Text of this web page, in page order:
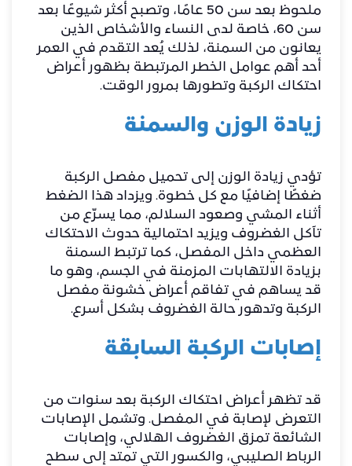
ملحوظ بعد سن 50 عامًا، وتصبح أكثر شيوعًا بعد
سن 60، خاصة لدى النساء والأشخاص الذين
يعانون من السمنة، لذلك يُعد التقدم في العمر
أحد أهم عوامل الخطر المرتبطة بظهور أعراض
احتكاك الركبة وتطورها بمرور الوقت.
زيادة الوزن والسمنة
تؤدي زيادة الوزن إلى تحميل مفصل الركبة
ضغطًا إضافيًا مع كل خطوة. ويزداد هذا الضغط
أثناء المشي وصعود السلالم، مما يسرّع من
تآكل الغضروف ويزيد احتمالية حدوث الاحتكاك
العظمي داخل المفصل، كما ترتبط السمنة
بزيادة الالتهابات المزمنة في الجسم، وهو ما
قد يساهم في تفاقم أعراض خشونة مفصل
الركبة وتدهور حالة الغضروف بشكل أسرع.
إصابات الركبة السابقة
قد تظهر أعراض احتكاك الركبة بعد سنوات من
التعرض لإصابة في المفصل. وتشمل الإصابات
الشائعة تمزق الغضروف الهلالي، وإصابات
الرباط الصليبي، والكسور التي تمتد إلى سطح